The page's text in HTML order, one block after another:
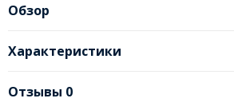
Обзор
Характеристики
Отзывы 0